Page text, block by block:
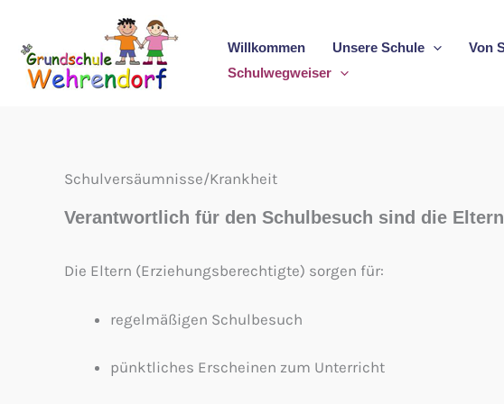
springen
Willkommen Unsere Schule Von
Schulwegweiser
Schulversäumnisse/Krankheit
Verantwortlich für den Schulbesuch sind die Eltern
Die Eltern (Erziehungsberechtigte) sorgen für:
regelmäßigen Schulbesuch
pünktliches Erscheinen zum Unterricht